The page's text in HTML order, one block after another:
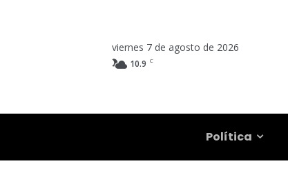
viernes 7 de agosto de 2026
10.9 C
Política